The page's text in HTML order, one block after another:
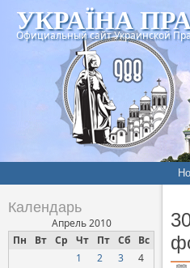
УКРАЇНА
Официальный сайт Украинской
Календарь
Апрель 2010
Пн
Вт Ср Чт Пт Сб Вс
1 2 3
4